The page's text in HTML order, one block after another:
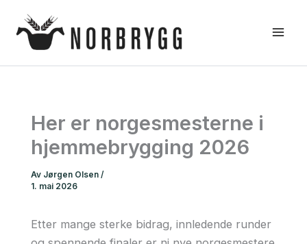
rett
Her er norgesmesterne i
hjemmebrygging 2026
Av Jørgen Olsen /
1. mai 2026
Etter mange sterke bidrag, innledende runder